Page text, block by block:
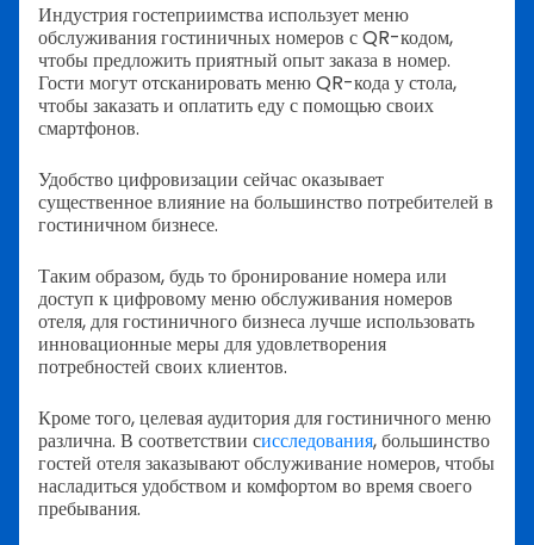
Индустрия гостеприимства использует меню
обслуживания гостиничных номеров с QR-кодом,
чтобы предложить приятный опыт заказа в номер.
Гости могут отсканировать меню QR-кода у стола,
чтобы заказать и оплатить еду с помощью своих
смартфонов.
Удобство цифровизации сейчас оказывает
существенное влияние на большинство потребителей в
гостиничном бизнесе.
Таким образом, будь то бронирование номера или
доступ к цифровому меню обслуживания номеров
отеля, для гостиничного бизнеса лучше использовать
инновационные меры для удовлетворения
потребностей своих клиентов.
Кроме того, целевая аудитория для гостиничного меню
различна. В соответствии сисследования, большинство
гостей отеля заказывают обслуживание номеров, чтобы
насладиться удобством и комфортом во время своего
пребывания.